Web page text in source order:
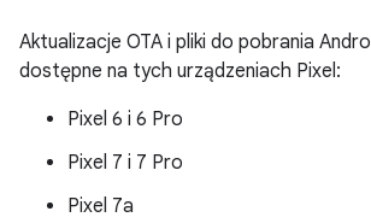
Aktualizacje OTA i pliki do pobrania
dostępne na tych urządzeniach Pixel:
Pixel 6 i 6 Pro
Pixel 7 i 7 Pro
Pixel 7a